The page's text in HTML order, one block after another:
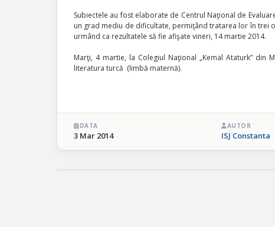
Subiectele au fost elaborate de Centrul Naţional de
un grad mediu de dificultate, permiţând tratarea lor în trei
urmând ca rezultatele să fie afişate vineri, 14 martie 2014.
Marţi, 4 martie, la Colegiul Naţional „Kemal Ataturk”
literatura turcă (limbă maternă).
DATA
3 Mar 2014
AUTOR
ISJ Constanta